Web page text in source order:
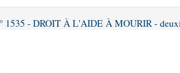
1535 - DROIT À L'AIDE À MOURIR -